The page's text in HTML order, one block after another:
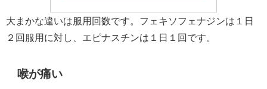
大まかな違いは服用回数です。フェキソフェナジンは１日
２回服用に対し、エピナスチンは１日１回です。
喉が痛い